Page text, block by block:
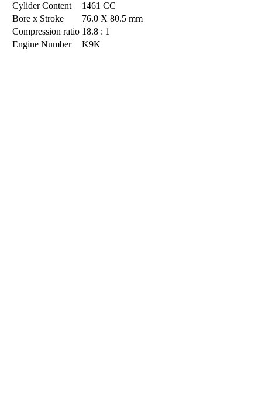
Cylider Content
1461 CC
Bore x Stroke
76.0 X 80.5 mm
Compression ratio 18.8 : 1
Engine Number
K9K